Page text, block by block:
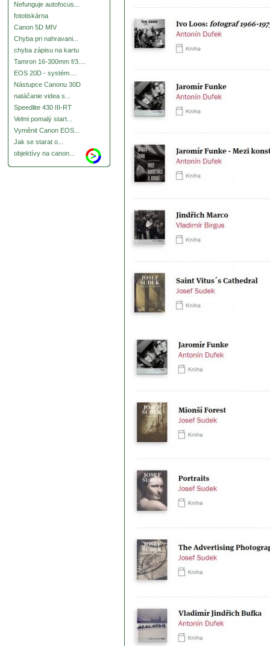
Nefunguje autofocus...
fototiskárna
Canon 5D MIV
Chyba pri nahravani...
chyba zápisu na kartu
Tamron 16-300mm f/3....
EOS 20D - systém....
Nástupce Canonu 30D
natáčanie videa s...
Speedlite 430 III-RT
Velmi pomalý start...
Vyměnit Canon EOS...
Jak se starat o...
objektívy na canon...